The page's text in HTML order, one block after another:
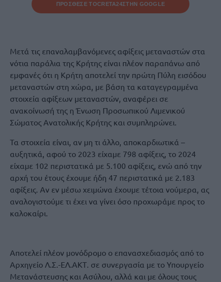
ΠΡΟΣΘΕΣΕ ΤΟCRETA24ΣΤΗΝ GOOGLE
Μετά τις επαναλαμβανόμενες αφίξεις μεταναστών στα
νότια παράλια της Κρήτης είναι πλέον παραπάνω από
εμφανές ότι η Κρήτη αποτελεί την πρώτη Πύλη εισόδου
μεταναστών στη χώρα, με βάση τα καταγεγραμμένα
στοιχεία αφίξεων μεταναστών, αναφέρει σε
ανακοίνωσή της η Ένωση Προσωπικού Λιμενικού
Σώματος Ανατολικής Κρήτης και συμπληρώνει.
Τα στοιχεία είναι, αν μη τι άλλο, αποκαρδιωτικά –
αυξητικά, αφού το 2023 είχαμε 798 αφίξεις, το 2024
είχαμε 102 περιστατικά με 5.100 αφίξεις, ενώ από την
αρχή του έτους έχουμε ήδη 47 περιστατικά με 2.183
αφίξεις. Αν εν μέσω χειμώνα έχουμε τέτοια νούμερα, ας
αναλογιστούμε τι έχει να γίνει όσο προχωράμε προς το
καλοκαίρι.
Αποτελεί πλέον μονόδρομο ο επανασχεδιασμός από το
Αρχηγείο Λ.Σ.-ΕΛ.ΑΚΤ. σε συνεργασία με το Υπουργείο
Μετανάστευσης και Ασύλου, αλλά και με όλους τους